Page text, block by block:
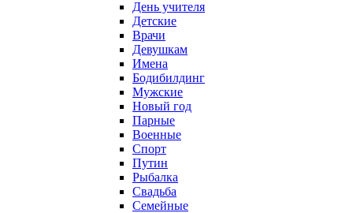
День учителя
Детские
Врачи
Девушкам
Имена
Бодибилдинг
Мужские
Новый год
Парные
Военные
Спорт
Путин
Рыбалка
Свадьба
Семейные